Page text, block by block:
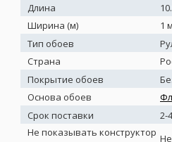
Длина
Ширина (м)
1 м
Тип обоев
Страна
Покрытие обоев
Основа обоев
Срок поставки
2-
Не показывать конструктор